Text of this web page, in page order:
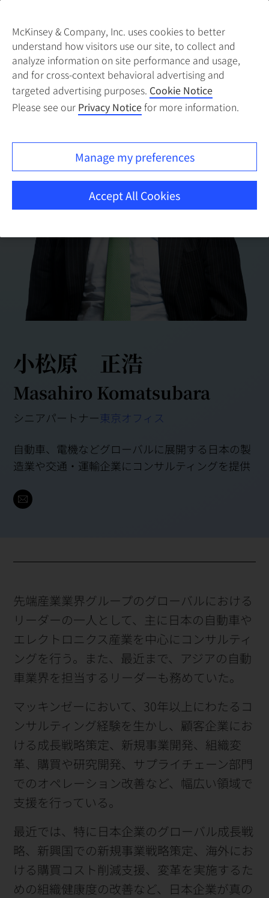
小松原 正浩
Masahiro Komatsubara
シニアパートナー東京オフィス
自動車、電機などグローバルに展開する日本の製
造業や交通・運輸企業にコンサルティングを提供
先端産業業界グループのグローバルにおける
リーダーの一人として、主に日本の自動車や
エレクトロニクス産業を中心にコンサルティ
ングを行う。また、最近まで、アジアの自動
車業界を担当するリーダーも務めていた。
マッキンゼーにおいて、30年以上にわたるコ
ンサルティング経験を生かし、顧客企業にお
ける成長戦略策定、新規事業開発、組織変
革、購買や研究開発、サプライチェーン部門
でのオペレーション改善など、幅広い領域で
支援を行っている。
最近では、特に日本企業のグローバル成長戦
略、新興国での新規事業戦略策定、海外にお
ける購買コスト削減支援、変革を実施するた
めの組織健康度の改善など、日本企業が真の
McKinsey & Company, Inc. uses cookies to better
understand how visitors use our site, to collect and
analyze information on site performance and usage,
and for cross-context behavioral advertising and
targeted advertising purposes. Cookie Notice
Please see our Privacy Noticefor more information.
Manage my preferences
Accept All Cookies